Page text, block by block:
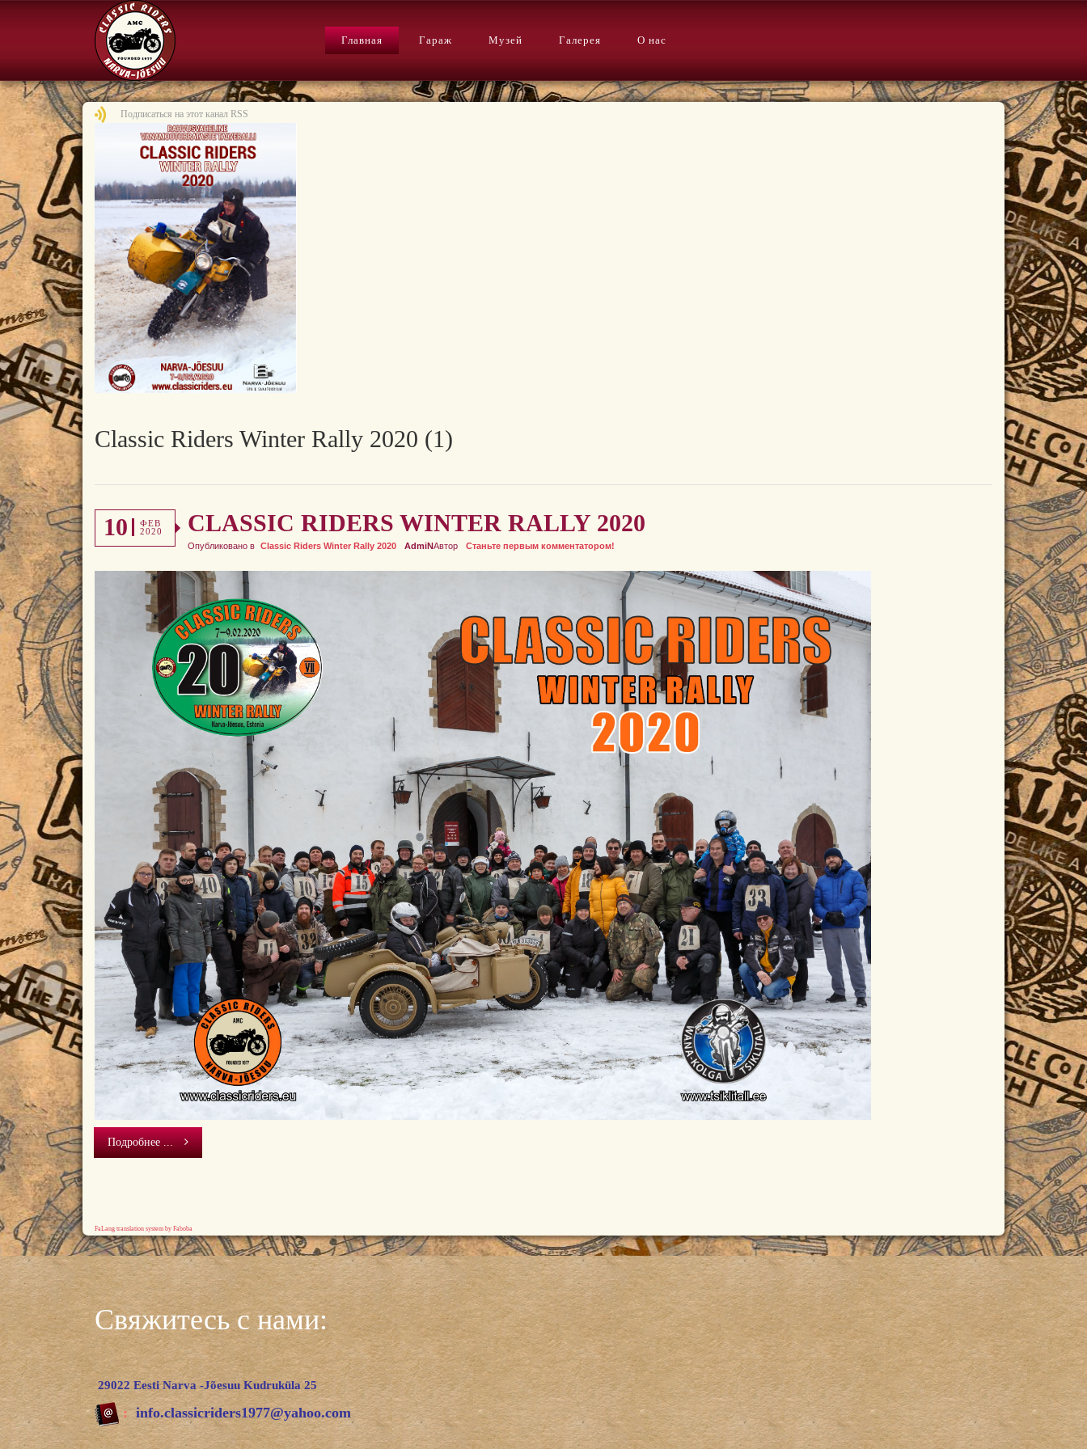
Главная Гараж Музей Галерея О нас
Подписаться на этот канал RSS
Classic Riders Winter Rally 2020 (1)
10
ФЕВ
2020
CLASSIC RIDERS WINTER RALLY 2020
Опубликовано в Classic Riders Winter Rally 2020 Автор
AdmiN Станьте первым комментатором!
Подробнее ...
FaLang translation system by Faboba
Свяжитесь с нами:
29022 Eesti Narva -Jõesuu Kudruküla 25
: info.classicriders1977@yahoo.com